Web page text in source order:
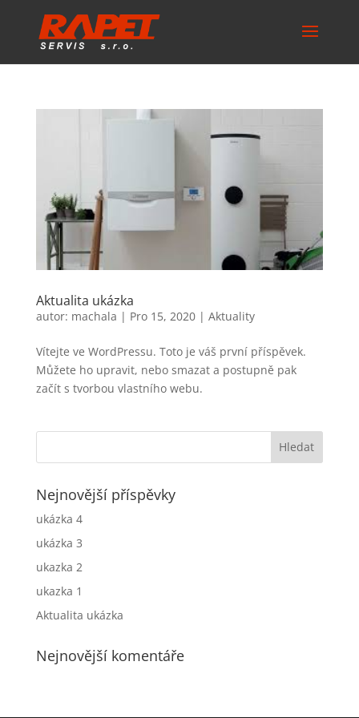
Aktualita ukázka
autor: machala | Pro 15, 2020| Aktuality
Vítejte ve WordPressu. Toto je váš první příspěvek.
Můžete ho upravit, nebo smazat a postupně pak
začít s tvorbou vlastního webu.
Nejnovější příspěvky
ukázka 4
ukázka 3
ukazka 2
ukazka 1
Aktualita ukázka
Nejnovější komentáře